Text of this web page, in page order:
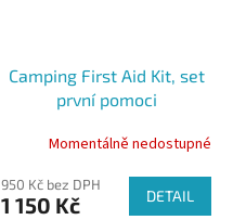
Camping First Aid Kit, set
první pomoci
Momentálně nedostupné
950 Kč bez DPH
1 150 Kč DETAIL